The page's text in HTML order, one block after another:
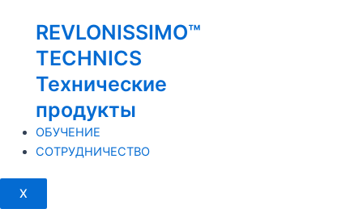
REVLONISSIMO™
TECHNICS
Технические
продукты
ОБУЧЕНИЕ
СОТРУДНИЧЕСТВО
X